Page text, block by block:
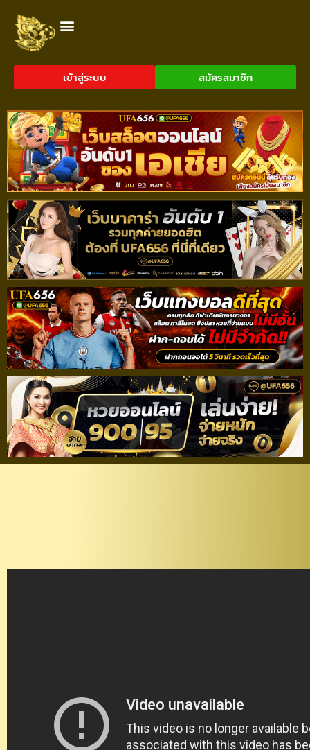
เข้าสู่ระบบ สมัครสมาชิก